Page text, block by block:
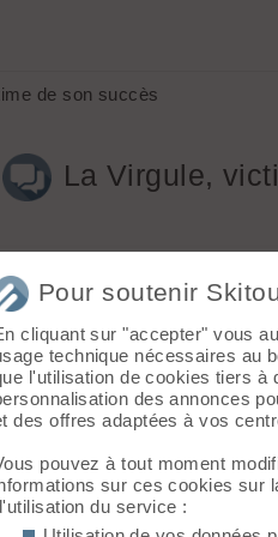
de son succès
La Virgule,
plus de place pour
Pour soutenir
cliquant sur "accepter" vous
technique nécessaires au
l'utilisation de cookies tiers à
des annonces
des offres adaptées à vos
pouvez à tout moment
sur ces cookies sur
du service :